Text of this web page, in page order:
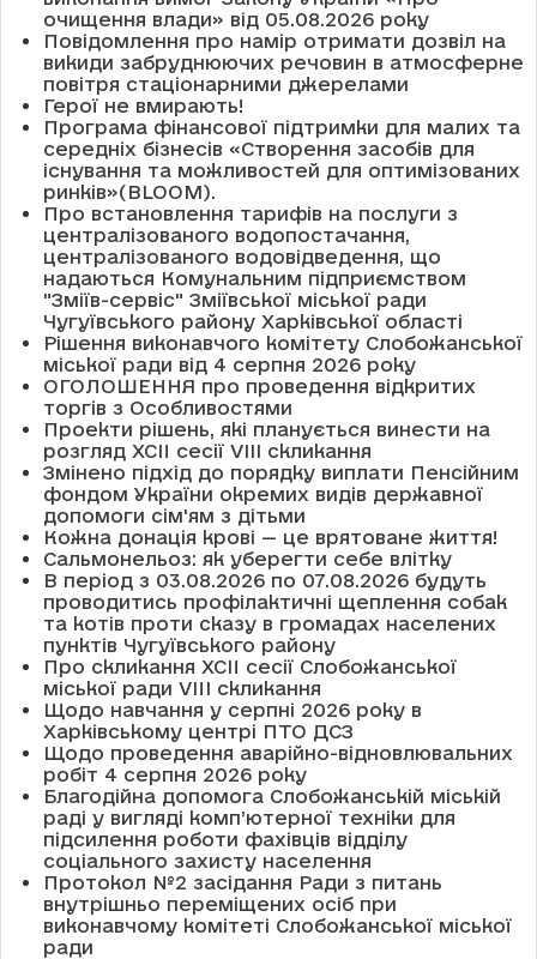
очищення влади» від 05.08.2026 року
Повідомлення про намір отримати дозвіл на
викиди забруднюючих речовин в атмосферне
повітря стаціонарними джерелами
Герої не вмирають!
Програма фінансової підтримки для малих та
середніх бізнесів «Створення засобів для
існування та можливостей для оптимізованих
ринків»(BLOOM).
Про встановлення тарифів на послуги з
централізованого водопостачання,
централізованого водовідведення, що
надаються Комунальним підприємством
"Зміїв-сервіс" Зміївської міської ради
Чугуївського району Харківської області
Рішення виконавчого комітету Слобожанської
міської ради від 4 серпня 2026 року
ОГОЛОШЕННЯ про проведення відкритих
торгів з Особливостями
Проекти рішень, які планується винести на
розгляд XCII сесії VІІІ скликання
Змінено підхід до порядку виплати Пенсійним
фондом України окремих видів державної
допомоги сім'ям з дітьми
Кожна донація крові — це врятоване життя!
Сальмонельоз: як уберегти себе влітку
В період з 03.08.2026 по 07.08.2026 будуть
проводитись профілактичні щеплення собак
та котів проти сказу в громадах населених
пунктів Чугуївського району
Про скликання XCII сесії Слобожанської
міської ради VIII скликання
Щодо навчання у серпні 2026 року в
Харківському центрі ПТО ДСЗ
Щодо проведення аварійно-відновлювальних
робіт 4 серпня 2026 року
Благодійна допомога Слобожанській міській
раді у вигляді комп’ютерної техніки для
підсилення роботи фахівців відділу
соціального захисту населення
Протокол №2 засідання Ради з питань
внутрішньо переміщених осіб при
виконавчому комітеті Слобожанської міської
ради